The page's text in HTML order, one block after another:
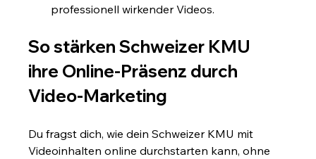
professionell wirkender Videos.
So stärken Schweizer KMU
ihre Online-Präsenz durch
Video-Marketing
Du fragst dich, wie dein Schweizer KMU mit
Videoinhalten online durchstarten kann, ohne